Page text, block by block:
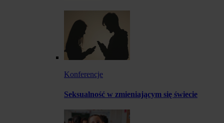
Konferencje
Seksualność w zmieniającym się świecie